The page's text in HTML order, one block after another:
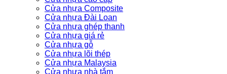
Cửa nhựa Composite
Cửa nhựa Đài Loan
Cửa nhựa ghép thanh
Cửa nhựa giá rẻ
Cửa nhựa gỗ
Cửa nhựa lõi thép
Cửa nhựa Malaysia
Cửa nhựa nhà tắm